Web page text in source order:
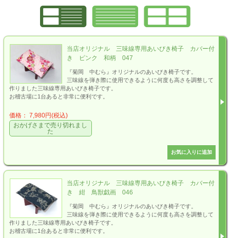
当店オリジナル 三味線専用あいびき椅子 カバー付
き ピンク 和柄 047
『菊岡 中むら』オリジナルのあいびき椅子です。
三味線を弾き際に使用できるように何度も高さを調整して
作りました三味線専用あいびき椅子です。
お稽古場に1台あると非常に便利です。
価格： 7,980円(税込)
おかげさまで売り切れまし
た
当店オリジナル 三味線専用あいびき椅子 カバー付
き 紺 鳥獣戯画 046
『菊岡 中むら』オリジナルのあいびき椅子です。
三味線を弾き際に使用できるように何度も高さを調整して
作りました三味線専用あいびき椅子です。
お稽古場に1台あると非常に便利です。